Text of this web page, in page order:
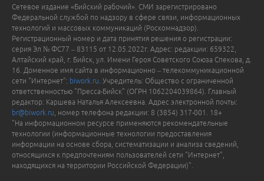
Сетевое издание «Бийский рабочий». СМИ зарегистрировано
Федеральной службой по надзору в сфере связи, информационных
технологий и массовых коммуникаций (Роскомнадзор).
Регистрационный номер и дата принятия решения о регистрации:
серия Эл № ФС77 – 83115 от 12.05.2022г. Адрес: редакции: 659322,
Алтайский край, г. Бийск, ул. Имени Героя Советского Союза Спекова, д.
16. Доменное имя сайта в информационно – телекоммуникационной
сети "Интернет": biwork.ru . Учредитель: Общество с ограниченной
ответственностью "Пресса-Бийск" (ОГРН 1062204039864). Главный
редактор: Каршева Наталья Алексеевна. Адрес электронной почты:
br@biwork.ru , номер телефона редакции: 8 (3854) 317-001. 18+
"На информационном ресурсе применяются рекомендательные
технологии (информационные технологии предоставления
информации на основе сбора, систематизации и анализа сведений,
относящихся к предпочтениям пользователей сети "Интернет",
находящихся на территории Российской Федерации)".